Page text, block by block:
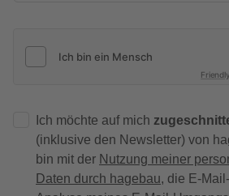
Ich möchte auf mich
(inklusive den Newsletter) von
bin mit der Nutzung meiner
Daten durch hagebau, die E-